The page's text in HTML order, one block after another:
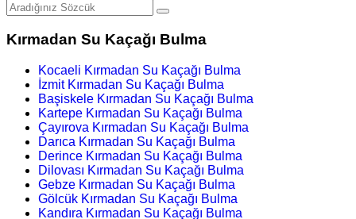
Kırmadan Su Kaçağı Bulma
Kocaeli Kırmadan Su Kaçağı Bulma
İzmit Kırmadan Su Kaçağı Bulma
Başiskele Kırmadan Su Kaçağı Bulma
Kartepe Kırmadan Su Kaçağı Bulma
Çayırova Kırmadan Su Kaçağı Bulma
Darıca Kırmadan Su Kaçağı Bulma
Derince Kırmadan Su Kaçağı Bulma
Dilovası Kırmadan Su Kaçağı Bulma
Gebze Kırmadan Su Kaçağı Bulma
Gölcük Kırmadan Su Kaçağı Bulma
Kandıra Kırmadan Su Kaçağı Bulma